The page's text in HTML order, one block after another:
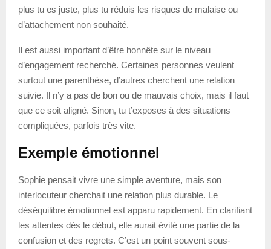
plus tu es juste, plus tu réduis les risques de malaise ou
d’attachement non souhaité.
Il est aussi important d’être honnête sur le niveau
d’engagement recherché. Certaines personnes veulent
surtout une parenthèse, d’autres cherchent une relation
suivie. Il n’y a pas de bon ou de mauvais choix, mais il faut
que ce soit aligné. Sinon, tu t’exposes à des situations
compliquées, parfois très vite.
Exemple émotionnel
Sophie pensait vivre une simple aventure, mais son
interlocuteur cherchait une relation plus durable. Le
déséquilibre émotionnel est apparu rapidement. En clarifiant
les attentes dès le début, elle aurait évité une partie de la
confusion et des regrets. C’est un point souvent sous-